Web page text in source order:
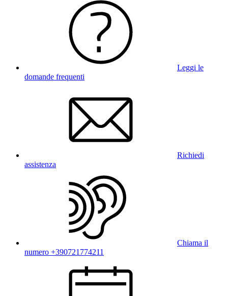
Leggi le
domande frequenti
Richiedi
assistenza
Chiama il
numero +390721774211